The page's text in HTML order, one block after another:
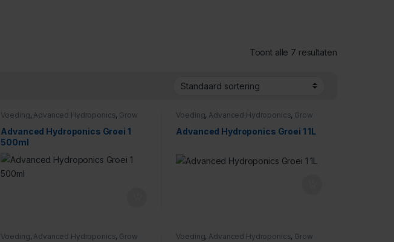
Toont alle 7 resultaten
Voeding, Advanced Hydroponics, Grow
Advanced Hydroponics Groei 1
500ml
Voeding, Advanced Hydroponics, Grow
Advanced Hydroponics Groei 1 1L
Voeding, Advanced Hydroponics, Grow Voeding, Advanced Hydroponics, Grow